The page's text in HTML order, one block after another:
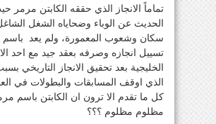
تماماً الانجاز الذي حققه الكابتن مرمر
الحديث عن الوباء وضحاياه الشغل
سكان وشعوب المعمورة، ولم يعد باسم
تسييل انجازه وصرفه بعقد جيد مع احد
الخليجية بعد تحقيق الانجاز التاريخي
الذي اوقف المسابقات والبطولات في
كل ما تقدم الا ترون ان الكابتن باسم
مظلوم مظلوم ؟؟؟